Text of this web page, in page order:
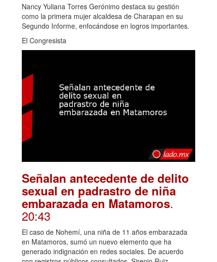
Nancy Yuliana Torres Gerónimo destaca su gestión
como la primera mujer alcaldesa de Charapan en su
Segundo Informe, enfocándose en logros importantes.
El Congresista
Señalan antecedente de delito
sexual en padrastro de niña
embarazada en Matamoros.
20:43
El caso de Nohemí, una niña de 11 años embarazada
en Matamoros, sumó un nuevo elemento que ha
generado indignación en redes sociales. De acuerdo